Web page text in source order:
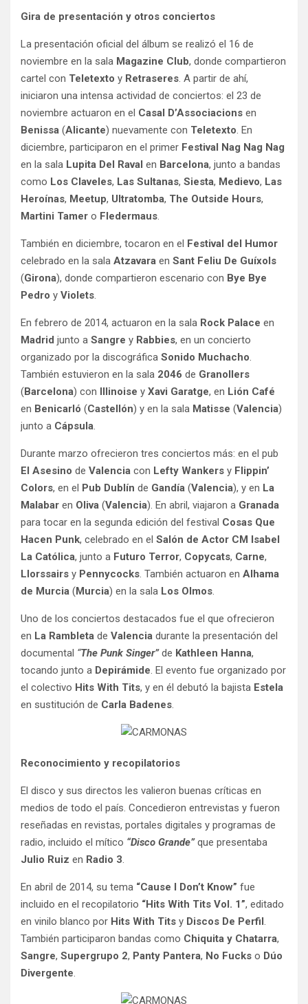
Gira de presentación y otros conciertos
La presentación oficial del álbum se realizó el 16 de
noviembre en la sala Magazine Club, donde compartieron
cartel con Teletexto y Retraseres. A partir de ahí,
iniciaron una intensa actividad de conciertos: el 23 de
noviembre actuaron en el Casal D’Associacions en
Benissa (Alicante) nuevamente con Teletexto. En
diciembre, participaron en el primer Festival Nag Nag Nag
en la sala Lupita Del Raval en Barcelona, junto a bandas
como Los Claveles, Las Sultanas, Siesta, Medievo, Las
Heroínas, Meetup, Ultratomba, The Outside Hours,
Martini Tamer o Fledermaus.
También en diciembre, tocaron en el Festival del Humor
celebrado en la sala Atzavara en Sant Feliu De Guíxols
(Girona), donde compartieron escenario con Bye Bye
Pedro y Violets.
En febrero de 2014, actuaron en la sala Rock Palace en
Madrid junto a Sangre y Rabbies, en un concierto
organizado por la discográfica Sonido Muchacho.
También estuvieron en la sala 2046 de Granollers
(Barcelona) con Illinoise y Xavi Garatge, en Lión Café
en Benicarló (Castellón) y en la sala Matisse (Valencia)
junto a Cápsula.
Durante marzo ofrecieron tres conciertos más: en el pub
El Asesino de Valencia con Lefty Wankers y Flippin’
Colors, en el Pub Dublín de Gandía (Valencia), y en La
Malabar en Oliva (Valencia). En abril, viajaron a Granada
para tocar en la segunda edición del festival Cosas Que
Hacen Punk, celebrado en el Salón de Actor CM Isabel
La Católica, junto a Futuro Terror, Copycats, Carne,
Llorssairs y Pennycocks. También actuaron en Alhama
de Murcia (Murcia) en la sala Los Olmos.
Uno de los conciertos destacados fue el que ofrecieron
en La Rambleta de Valencia durante la presentación del
documental “The Punk Singer”de Kathleen Hanna,
tocando junto a Depirámide. El evento fue organizado por
el colectivo Hits With Tits, y en él debutó la bajista Estela
en sustitución de Carla Badenes.
Reconocimiento y recopilatorios
El disco y sus directos les valieron buenas críticas en
medios de todo el país. Concedieron entrevistas y fueron
reseñadas en revistas, portales digitales y programas de
radio, incluido el mítico “Disco Grande”que presentaba
Julio Ruiz en Radio 3.
En abril de 2014, su tema “Cause I Don’t Know” fue
incluido en el recopilatorio “Hits With Tits Vol. 1”, editado
en vinilo blanco por Hits With Tits y Discos De Perfil.
También participaron bandas como Chiquita y Chatarra,
Sangre, Supergrupo 2, Panty Pantera, No Fucks o Dúo
Divergente.